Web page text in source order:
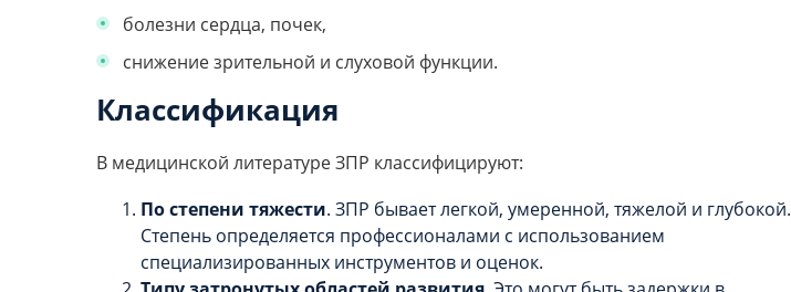
болезни сердца, почек,
снижение зрительной и слуховой функции.
Классификация
В медицинской литературе ЗПР классифицируют:
По степени тяжести. ЗПР бывает легкой, умеренной, тяжелой и глубокой.
Степень определяется профессионалами с использованием
специализированных инструментов и оценок.